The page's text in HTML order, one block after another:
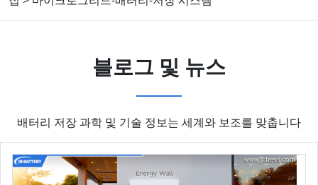
블로그 및 뉴스
배터리 저장 과학 및 기술 정보는 세계와 보조를 맞춥니다